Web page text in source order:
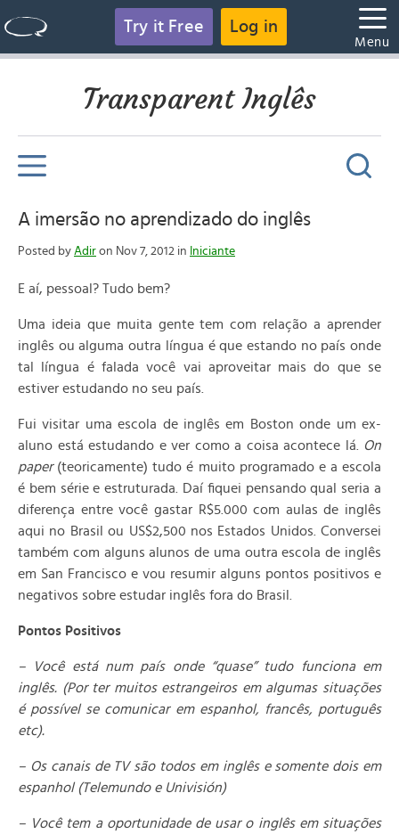
Try it Free Log in
Menu
Transparent Inglês
A imersão no aprendizado do inglês
Posted by Adir on Nov 7, 2012 in Iniciante
E aí, pessoal? Tudo bem?
Uma ideia que muita gente tem com relação a aprender
inglês ou alguma outra língua é que estando no país onde
tal língua é falada você vai aproveitar mais do que se
estiver estudando no seu país.
Fui visitar uma escola de inglês em Boston onde um ex-
aluno está estudando e ver como a coisa acontece lá.
On
paper(teoricamente) tudo é muito programado e a escola
é bem série e estruturada. Daí fiquei pensando qual seria a
diferença entre você gastar R$5.000 com aulas de inglês
aqui no Brasil ou US$2,500 nos Estados Unidos. Conversei
também com alguns alunos de uma outra escola de inglês
em San Francisco e vou resumir alguns pontos positivos e
negativos sobre estudar inglês fora do Brasil.
Pontos Positivos
– Você está num país onde “quase” tudo funciona em
inglês. (Por ter muitos estrangeiros em algumas situações
é possível se comunicar em espanhol, francês, português
etc).
– Os canais de TV são todos em inglês e somente dois em
espanhol (Telemundo e Univisión)
– Você tem a oportunidade de usar o inglês em situações